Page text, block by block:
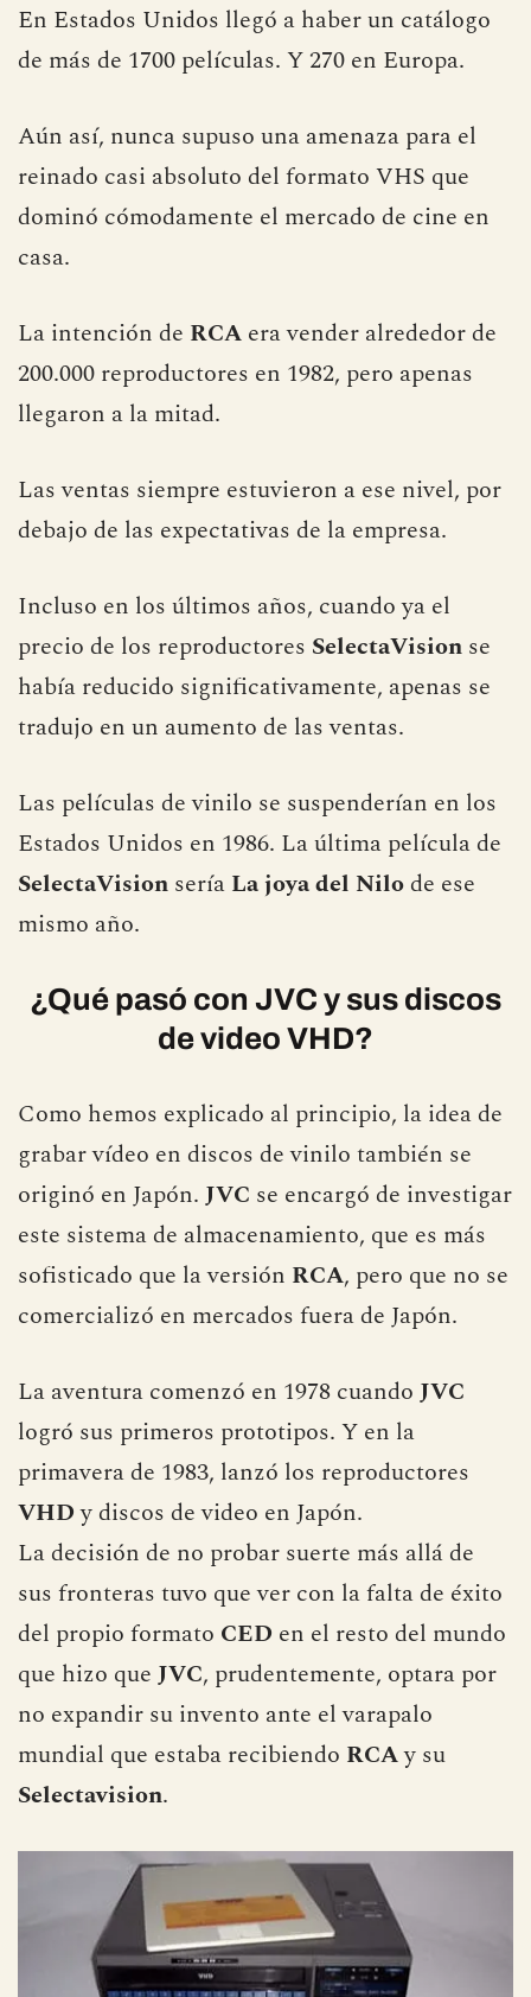
En Estados Unidos llegó a haber un catálogo
de más de 1700 películas. Y 270 en Europa.
Aún así, nunca supuso una amenaza para el
reinado casi absoluto del formato VHS que
dominó cómodamente el mercado de cine en
casa.
La intención de RCA era vender alrededor de
200.000 reproductores en 1982, pero apenas
llegaron a la mitad.
Las ventas siempre estuvieron a ese nivel, por
debajo de las expectativas de la empresa.
Incluso en los últimos años, cuando ya el
precio de los reproductores SelectaVision se
había reducido significativamente, apenas se
tradujo en un aumento de las ventas.
Las películas de vinilo se suspenderían en los
Estados Unidos en 1986. La última película de
SelectaVision sería La joya del Nilo de ese
mismo año.
¿Qué pasó con JVC y sus discos
de video VHD?
Como hemos explicado al principio, la idea de
grabar vídeo en discos de vinilo también se
originó en Japón. JVC se encargó de investigar
este sistema de almacenamiento, que es más
sofisticado que la versión RCA, pero que no se
comercializó en mercados fuera de Japón.
La aventura comenzó en 1978 cuando JVC
logró sus primeros prototipos. Y en la
primavera de 1983, lanzó los reproductores
VHDy discos de video en Japón.
La decisión de no probar suerte más allá de
sus fronteras tuvo que ver con la falta de éxito
del propio formato CED en el resto del mundo
que hizo que JVC, prudentemente, optara por
no expandir su invento ante el varapalo
mundial que estaba recibiendo RCAy su
Selectavision.